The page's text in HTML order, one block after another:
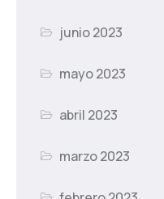
junio 2023
mayo 2023
abril 2023
marzo 2023